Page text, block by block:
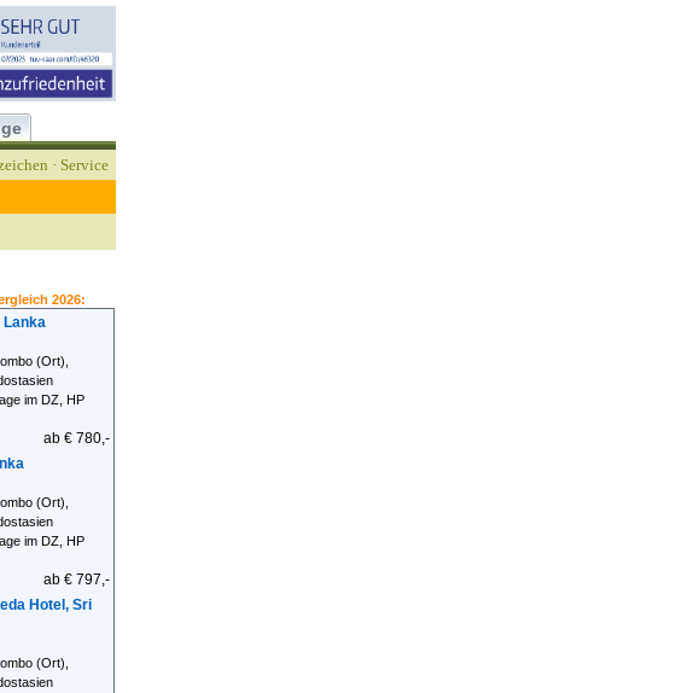
· Service
2026:
Lanka
(Ort),
im DZ, HP
ab € 780,-
(Ort),
im DZ, HP
ab € 797,-
Hotel, Sri
(Ort),